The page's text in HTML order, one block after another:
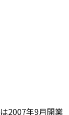
2007年9月開業